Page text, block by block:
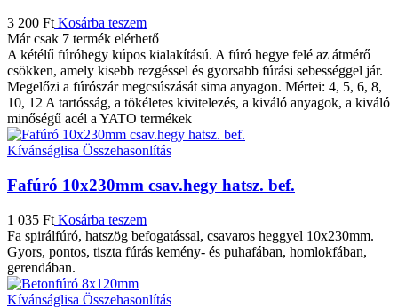
3 200 Ft Kosárba teszem
Már csak 7 termék elérhető
A kétélű fúróhegy kúpos kialakítású. A fúró hegye felé az átmérő
csökken, amely kisebb rezgéssel és gyorsabb fúrási sebességgel jár.
Megelőzi a fúrószár megcsúszását sima anyagon. Mértei: 4, 5, 6, 8,
10, 12 A tartósság, a tökéletes kivitelezés, a kiváló anyagok, a kiváló
minőségű acél a YATO termékek
Kívánságlisa Összehasonlítás
Fafúró 10x230mm csav.hegy hatsz. bef.
1 035 Ft Kosárba teszem
Fa spirálfúró, hatszög befogatással, csavaros heggyel 10x230mm.
Gyors, pontos, tiszta fúrás kemény- és puhafában, homlokfában,
gerendában.
Kívánságlisa Összehasonlítás